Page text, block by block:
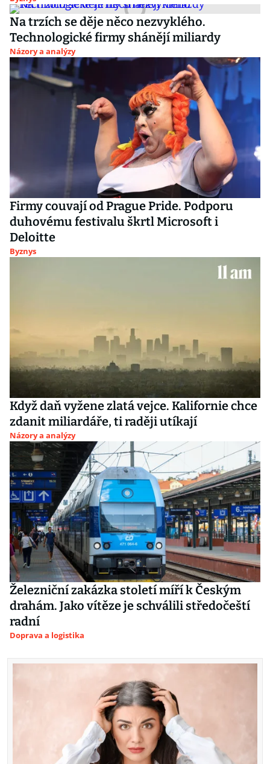
Na trzích se děje něco nezvyklého.
Technologické firmy shánějí miliardy
Názory a analýzy
Firmy couvají od Prague Pride. Podporu
duhovému festivalu škrtl Microsoft i
Deloitte
Byznys
Když daň vyžene zlatá vejce. Kalifornie chce
zdanit miliardáře, ti raději utíkají
Názory a analýzy
Železniční zakázka století míří k Českým
drahám. Jako vítěze je schválili středočeští
radní
Doprava a logistika